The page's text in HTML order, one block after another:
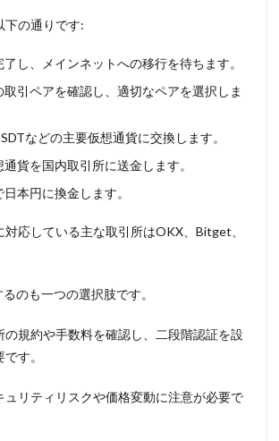
下の通りです:
し、メインネットへの移行を待ちます。
引ペアを確認し、適切なペアを選択しま
などの主要仮想通貨に交換します。
貨を国内取引所に送金します。
本円に換金します。
応している主な取引所はOKX、Bitget、
のも一つの選択肢です。
の規約や手数料を確認し、二段階認証を設
す。
ュリティリスクや価格変動に注意が必要で